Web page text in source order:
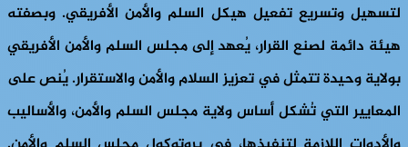
لتسهيل وتسريع تفعيل هيكل السلم والأمن الأفريقي. وبصفته
هيئة دائمة لصنع القرار، يُعهد إلى مجلس السلم والأمن الأفريقي
بولاية وحيدة تتمثل في تعزيز السلام والأمن والاستقرار. يُنص على
المعايير التي تُشكل أساس ولاية مجلس السلم والأمن، والأساليب